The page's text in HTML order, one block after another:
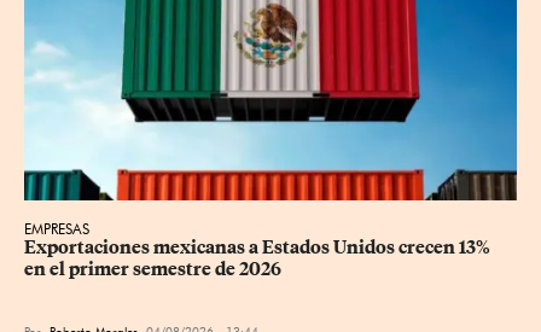
EMPRESAS
Exportaciones mexicanas a Estados Unidos crecen 13%
en el primer semestre de 2026